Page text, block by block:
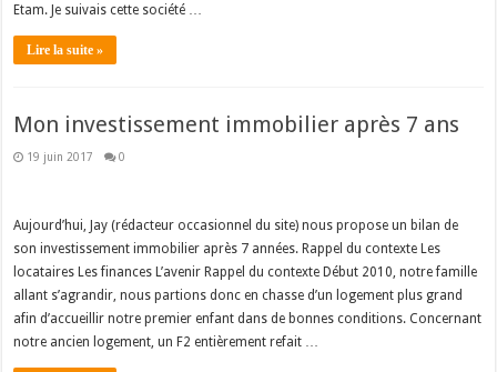
Etam. Je suivais cette société …
Lire la suite »
Mon investissement immobilier après 7 ans
19 juin 2017 0
Aujourd’hui, Jay (rédacteur occasionnel du site) nous propose un bilan de
son investissement immobilier après 7 années. Rappel du contexte Les
locataires Les finances L’avenir Rappel du contexte Début 2010, notre famille
allant s’agrandir, nous partions donc en chasse d’un logement plus grand
afin d’accueillir notre premier enfant dans de bonnes conditions. Concernant
notre ancien logement, un F2 entièrement refait …